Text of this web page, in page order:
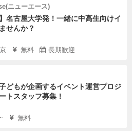
ニューエース)
名古屋大学発！一緒に中高生向けイ
せんか？
無料 長期歓迎
どもが企画するイベント運営プロジ
トスタッフ募集！
無料